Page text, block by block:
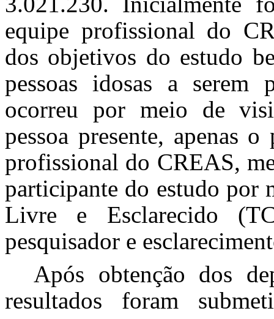
equipe profissional do
dos objetivos do estudo
pessoas idosas a serem
ocorreu por meio de
pessoa presente, apenas
profissional do CREAS,
participante do estudo por
Livre e Esclarecido
pesquisador e
Após obtenção dos
resultados foram